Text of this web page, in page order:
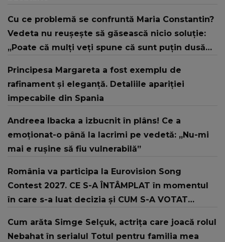
Cu ce problemă se confruntă Maria Constantin?
Vedeta nu reușește să găsească nicio soluție:
„Poate că mulți veți spune că sunt puțin dusă
Principesa Margareta a fost exemplu de
rafinament și eleganță. Detaliile apariției
impecabile din Spania
Andreea Ibacka a izbucnit în plâns! Ce a
emoționat-o până la lacrimi pe vedetă: „Nu-mi
mai e rușine să fiu vulnerabilă”
România va participa la Eurovision Song
Contest 2027. CE S-A ÎNTÂMPLAT în momentul
în care s-a luat decizia și CUM S-A VOTAT
strategic de..."
Cum arăta Simge Selçuk, actrița care joacă rolul
Nebahat în serialul Totul pentru familia mea